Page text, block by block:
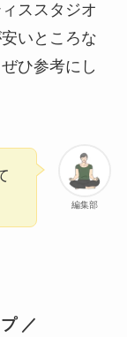
ススタジオ
いところな
ひ参考にし
編集部
／